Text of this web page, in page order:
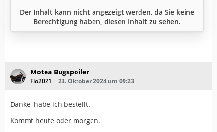
Der Inhalt kann nicht angezeigt werden, da Sie keine
Berechtigung haben, diesen Inhalt zu sehen.
Motea Bugspoiler
Flo2021 23. Oktober 2024 um 09:23
Danke, habe ich bestellt.
Kommt heute oder morgen.